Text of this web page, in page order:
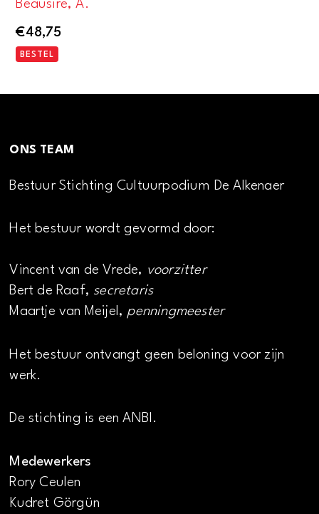
Beausire, A.
€48,75
BESTEL
ONS TEAM
Bestuur Stichting Cultuurpodium De Alkenaer
Het bestuur wordt gevormd door:
Vincent van de Vrede, voorzitter
Bert de Raaf, secretaris
Maartje van Meijel, penningmeester
Het bestuur ontvangt geen beloning voor zijn
werk.
De stichting is een ANBI.
Medewerkers
Rory Ceulen
Kudret Görgün